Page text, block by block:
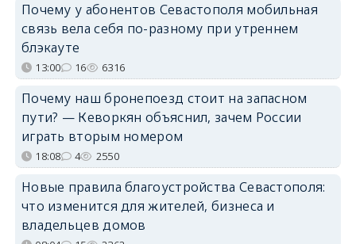
Почему у абонентов Севастополя мобильная
связь вела себя по-разному при утреннем
блэкауте
13:00 16 6316
Почему наш бронепоезд стоит на запасном
пути? — Кеворкян объяснил, зачем России
играть вторым номером
18:08 4 2550
Новые правила благоустройства Севастополя:
что изменится для жителей, бизнеса и
владельцев домов